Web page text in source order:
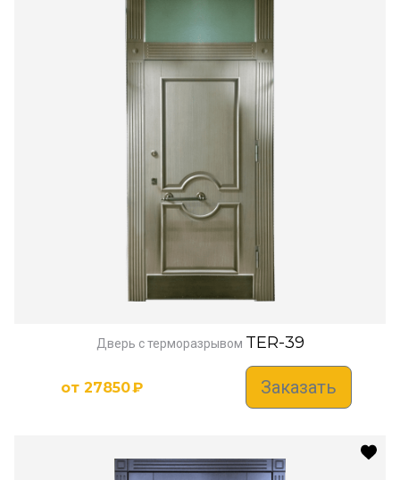
Дверь с терморазрывом TER-39
от 27850₽ Заказать